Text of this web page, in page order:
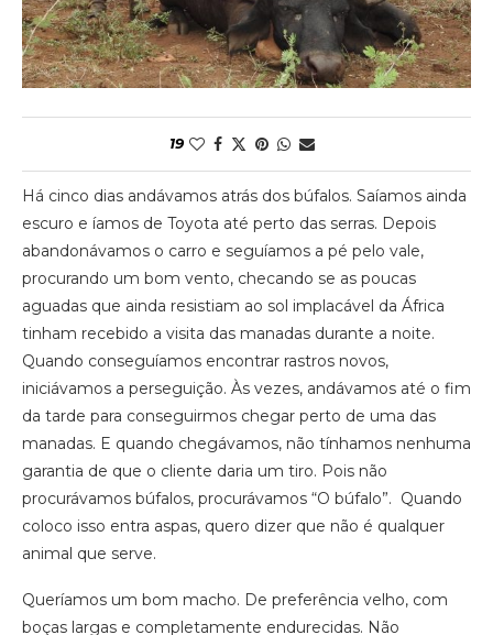
19
Há cinco dias andávamos atrás dos búfalos. Saíamos ainda
escuro e íamos de Toyota até perto das serras. Depois
abandonávamos o carro e seguíamos a pé pelo vale,
procurando um bom vento, checando se as poucas
aguadas que ainda resistiam ao sol implacável da África
tinham recebido a visita das manadas durante a noite.
Quando conseguíamos encontrar rastros novos,
iniciávamos a perseguição. Às vezes, andávamos até o fim
da tarde para conseguirmos chegar perto de uma das
manadas. E quando chegávamos, não tínhamos nenhuma
garantia de que o cliente daria um tiro. Pois não
procurávamos búfalos, procurávamos “O búfalo”. Quando
coloco isso entra aspas, quero dizer que não é qualquer
animal que serve.
Queríamos um bom macho. De preferência velho, com
boças largas e completamente endurecidas. Não